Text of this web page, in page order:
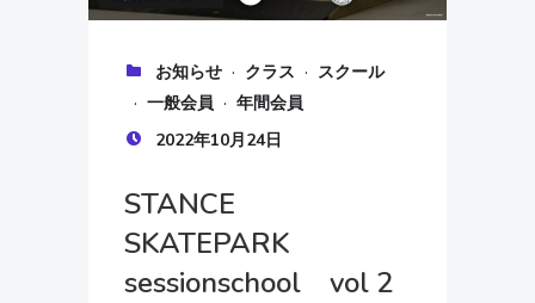
お知らせ · クラス · スクール
· 一般会員 · 年間会員
2022年10月24日
STANCE
SKATEPARK
sessionschool vol 2